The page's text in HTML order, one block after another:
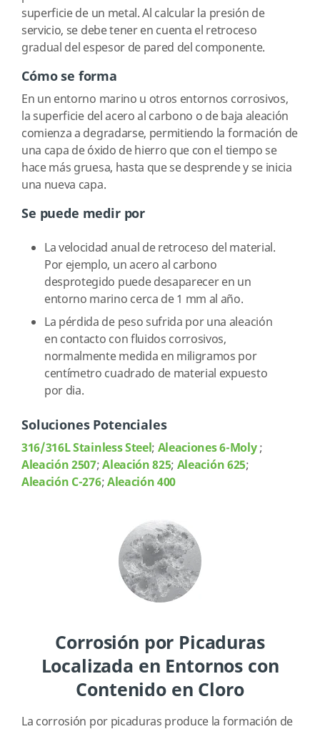
superficie de un metal. Al calcular la presión de
servicio, se debe tener en cuenta el retroceso
gradual del espesor de pared del componente.
Cómo se forma
En un entorno marino u otros entornos corrosivos,
la superficie del acero al carbono o de baja aleación
comienza a degradarse, permitiendo la formación de
una capa de óxido de hierro que con el tiempo se
hace más gruesa, hasta que se desprende y se inicia
una nueva capa.
Se puede medir por
La velocidad anual de retroceso del material.
Por ejemplo, un acero al carbono
desprotegido puede desaparecer en un
entorno marino cerca de 1 mm al año.
La pérdida de peso sufrida por una aleación
en contacto con fluidos corrosivos,
normalmente medida en miligramos por
centímetro cuadrado de material expuesto
por dia.
Soluciones Potenciales
316/316L Stainless Steel; Aleaciones 6-Moly;
Aleación 2507;Aleación 825; Aleación 625;
Aleación C-276;Aleación 400
Corrosión por Picaduras
Localizada en Entornos con
Contenido en Cloro
La corrosión por picaduras produce la formación de